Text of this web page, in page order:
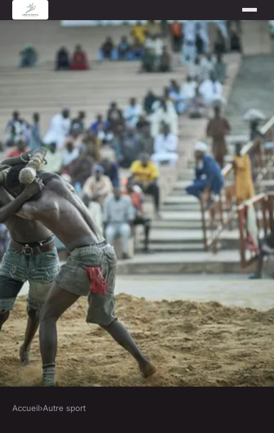
AUTRE SPORT
Accueil›Autre sport